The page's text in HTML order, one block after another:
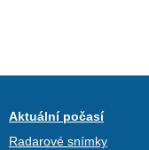
Aktuální počasí
Radarové snímky